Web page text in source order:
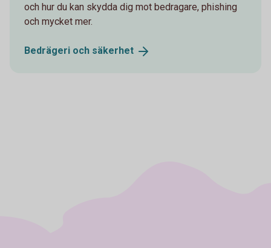
och hur du kan skydda dig mot bedragare, phishing
och mycket mer.
Bedrägeri och säkerhet